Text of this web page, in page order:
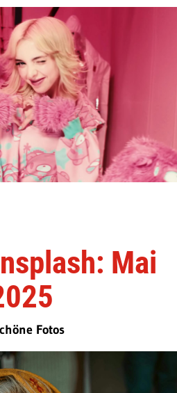
Mai
Fotos